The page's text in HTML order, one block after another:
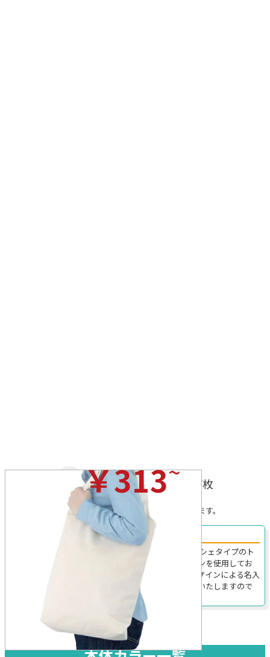
￥313~(税込)/枚
※プリントを行わない場合の税込価格です。
※無地の場合、ロット割れ手数料がかかることがあります。
無農薬で育てたコットン素材のマルシェトート！
254246｜約横350×縦350mmで見た目もお洒落なマルシェタイプのト
ートバッグ。無農薬で育てられたオーガニックコットンを使用してお
り、ナチュラルな風合いが楽しめます。オリジナルデザインによる名入
れプリントもフルカラーで可能な上、格安で特注製作いたしますので